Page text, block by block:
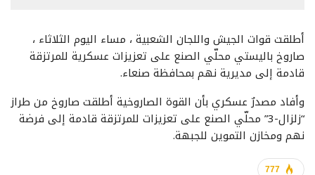
أطلقت قوات الجيش واللجان الشعبية ، مساء اليوم الثلاثاء ،
صاروخ باليستي محلّي الصنع على تعزيزات عسكرية للمرتزقة
قادمة إلى مديرية نهم بمحافظة صنعاء.
وأفاد مصدرٌ عسكري بأن القوة الصاروخية أطلقت صاروخ من طراز
“زلزال-3” محلّي الصنع على تعزيزات للمرتزقة قادمة إلى فرضة
نهم ومخازن التموين للجبهة.
777